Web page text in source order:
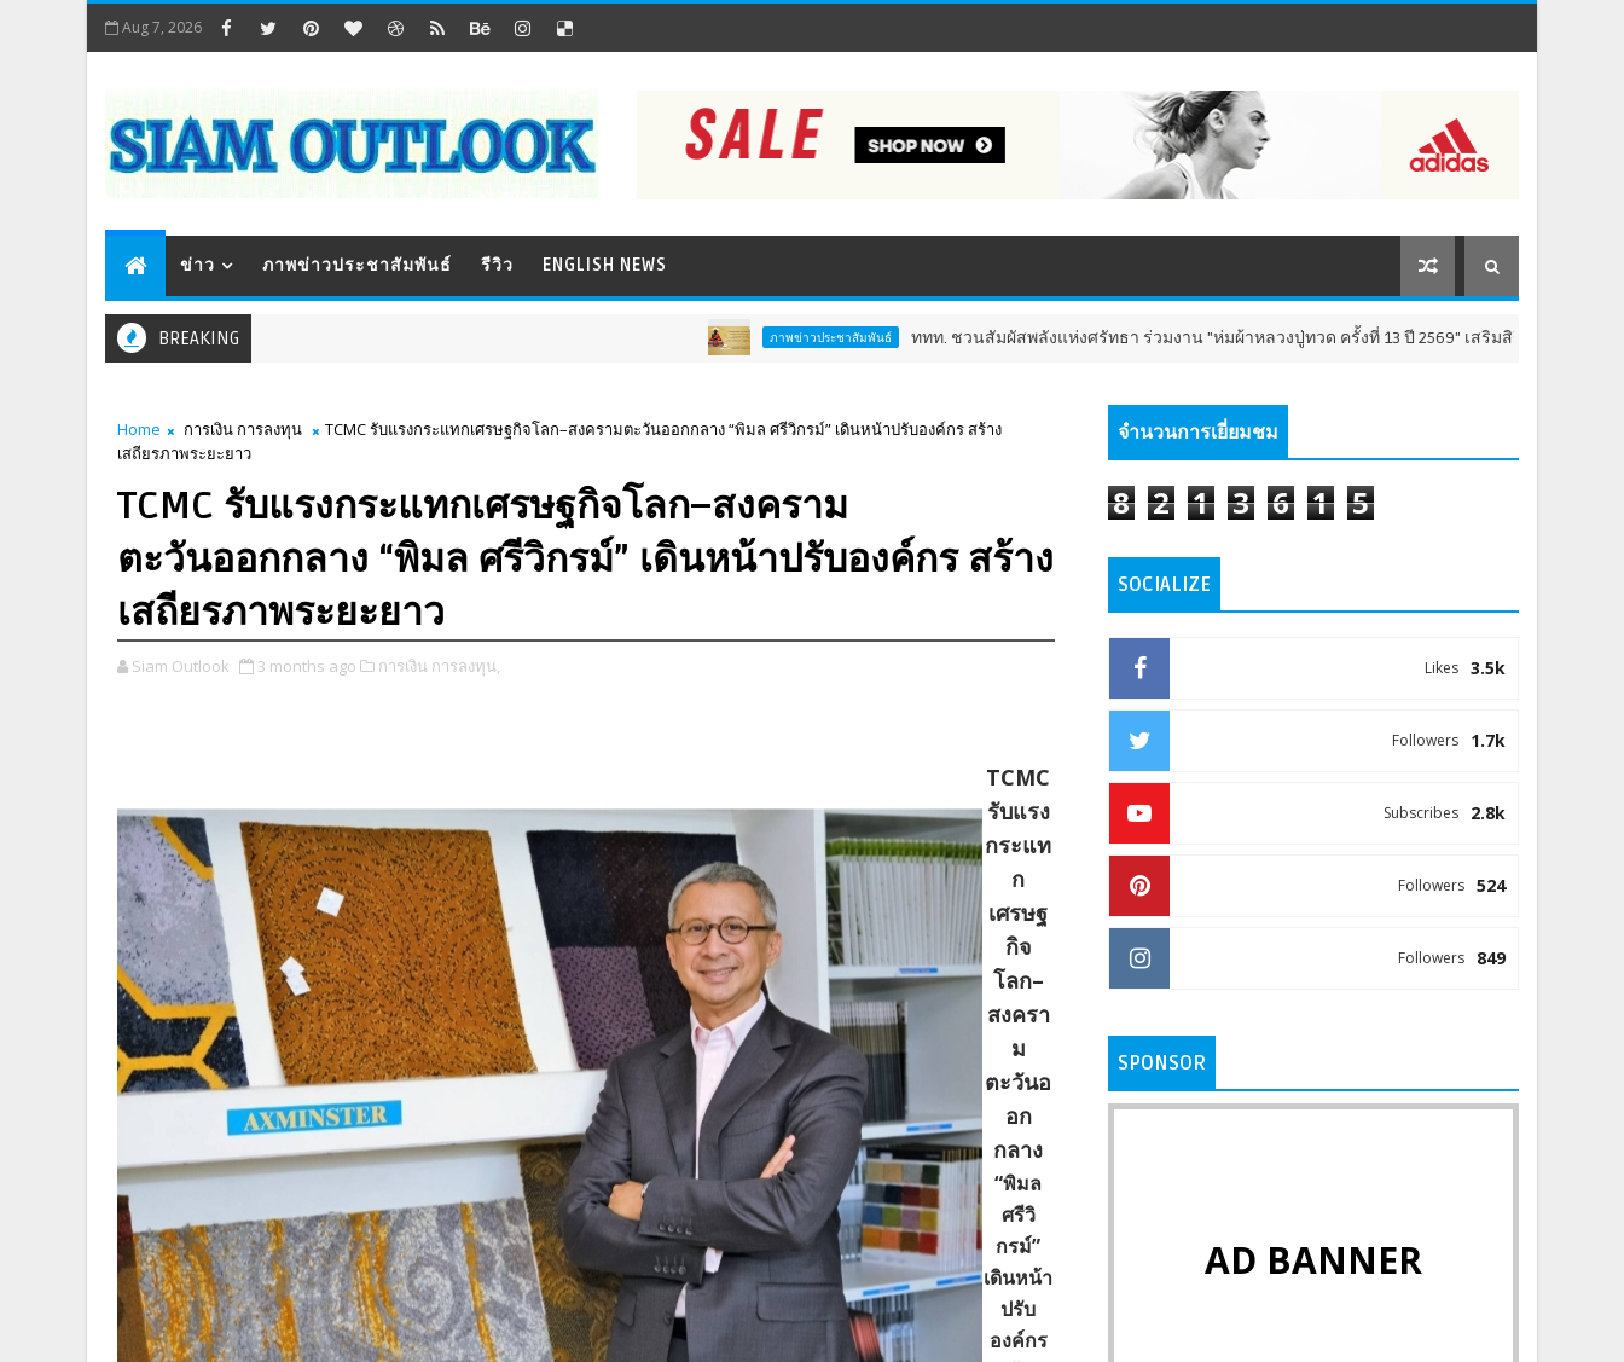
Aug 7, 2026
ข่าว ภาพข่าวประชาสัมพันธ์ รีวิว ENGLISH NEWS
BREAKING ภาพข่าวประชาสัมพันธ์ ททท. ชวนสัมผัสพลังแห่งศรัทธา ร่วมงาน "ห่มผ้าหลวงปู่ทวด ครั้งที่ 13 ปี 2569" เสริมสิริมงคล เติมพลังใจ 8-9 สิงห
Home การเงิน การลงทุน
TCMC รับแรงกระแทกเศรษฐกิจโลก–สงครามตะวันออกกลาง “พิมล ศรีวิกรม์” เดินหน้าปรับองค์กร สร้าง
เสถียรภาพระยะยาว
TCMC รับแรงกระแทกเศรษฐกิจโลก–สงคราม
ตะวันออกกลาง “พิมล ศรีวิกรม์” เดินหน้าปรับองค์กร สร้าง
เสถียรภาพระยะยาว
Siam Outlook 3 months ago การเงิน การลงทุน,
TCMC
รับแรง
กระแท
ก
เศรษฐ
กิจ
โลก–
สงครา
ม
ตะวันอ
อก
กลาง
“พิมล
ศรีวิ
กรม์”
เดินหน้า
ปรับ
องค์กร
จำนวนการเยี่ยมชม
8 2 1 3 6 1 5
SOCIALIZE
3.5k
Likes
1.7k
Followers
2.8k
Subscribes
524
Followers
849
Followers
SPONSOR
AD BANNER